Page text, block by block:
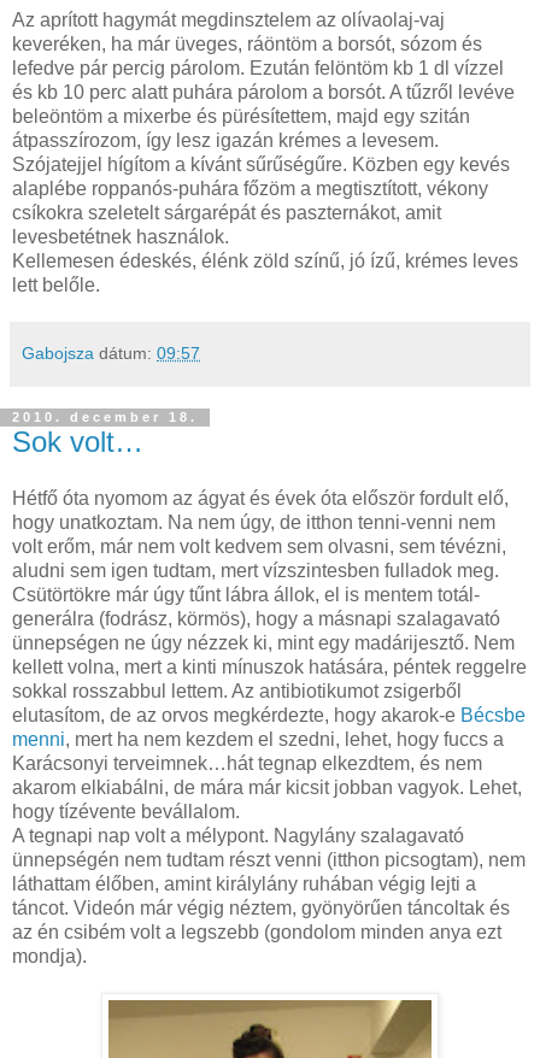
Az aprított hagymát megdinsztelem az olívaolaj-vaj
keveréken, ha már üveges, ráöntöm a borsót, sózom és
lefedve pár percig párolom. Ezután felöntöm kb 1 dl vízzel
és kb 10 perc alatt puhára párolom a borsót. A tűzről levéve
beleöntöm a mixerbe és pürésítettem, majd egy szitán
átpasszírozom, így lesz igazán krémes a levesem.
Szójatejjel hígítom a kívánt sűrűségűre. Közben egy kevés
alaplébe roppanós-puhára főzöm a megtisztított, vékony
csíkokra szeletelt sárgarépát és paszternákot, amit
levesbetétnek használok.
Kellemesen édeskés, élénk zöld színű, jó ízű, krémes leves
lett belőle.
Gabojsza dátum: 09:57
2010. december 18.
Sok volt…
Hétfő óta nyomom az ágyat és évek óta először fordult elő,
hogy unatkoztam. Na nem úgy, de itthon tenni-venni nem
volt erőm, már nem volt kedvem sem olvasni, sem tévézni,
aludni sem igen tudtam, mert vízszintesben fulladok meg.
Csütörtökre már úgy tűnt lábra állok, el is mentem totál-
generálra (fodrász, körmös), hogy a másnapi szalagavató
ünnepségen ne úgy nézzek ki, mint egy madárijesztő. Nem
kellett volna, mert a kinti mínuszok hatására, péntek reggelre
sokkal rosszabbul lettem. Az antibiotikumot zsigerből
elutasítom, de az orvos megkérdezte, hogy akarok-e Bécsbe
menni, mert ha nem kezdem el szedni, lehet, hogy fuccs a
Karácsonyi terveimnek…hát tegnap elkezdtem, és nem
akarom elkiabálni, de mára már kicsit jobban vagyok. Lehet,
hogy tízévente bevállalom.
A tegnapi nap volt a mélypont. Nagylány szalagavató
ünnepségén nem tudtam részt venni (itthon picsogtam), nem
láthattam élőben, amint királylány ruhában végig lejti a
táncot. Videón már végig néztem, gyönyörűen táncoltak és
az én csibém volt a legszebb (gondolom minden anya ezt
mondja).